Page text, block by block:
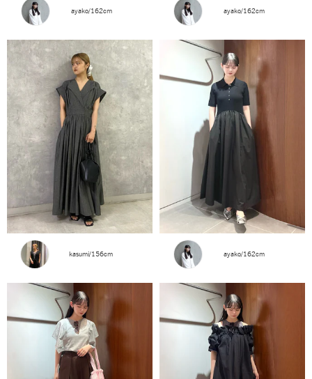
ayako/162cm ayako/162cm
kasumi/156cm ayako/162cm